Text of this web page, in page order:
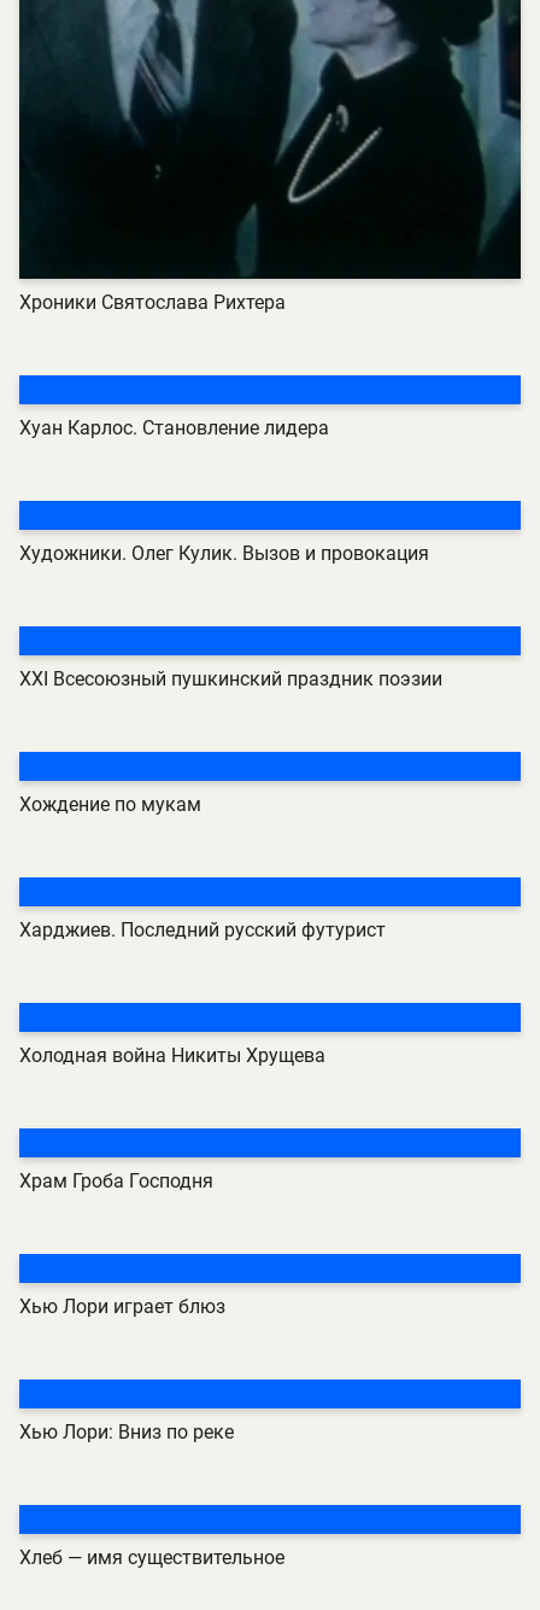
Хроники Святослава Рихтера
Хуан Карлос. Становление лидера
Художники. Олег Кулик. Вызов и провокация
ХХI Всесоюзный пушкинский праздник поэзии
Хождение по мукам
Харджиев. Последний русский футурист
Холодная война Никиты Хрущева
Храм Гроба Господня
Хью Лори играет блюз
Хью Лори: Вниз по реке
Хлеб — имя существительное